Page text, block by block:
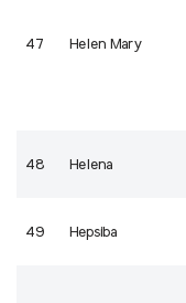
47 Helen Mary
48 Helena
49 Hepsiba